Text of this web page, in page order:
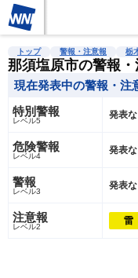
雨雲レーダー 台風情報
トップ 警報・注意報 栃
那須塩原市の警報・
現在発表中の警報・注
特別警報
レベル5 発表
危険警報
レベル4 発表
警報
レベル3 発表
注意報
レベル2 雷